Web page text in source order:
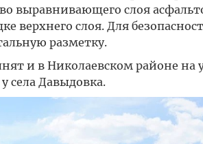
выравнивающего слоя
верхнего слоя. Для
разметку.
и в Николаевском районе на
села Давыдовка.